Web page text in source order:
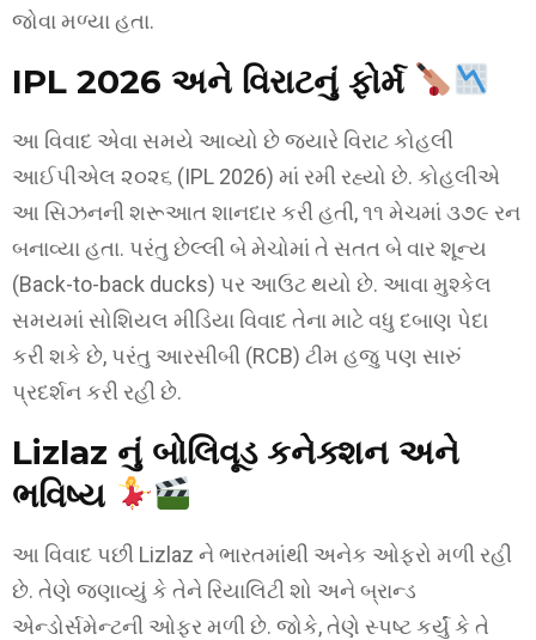
જોવા મળ્યા હતા.
IPL 2026 અને વિરાટનું ફોર્મ
આ વિવાદ એવા સમયે આવ્યો છે જ્યારે વિરાટ કોહલી
આઈપીએલ ૨૦૨૬ (IPL 2026) માં રમી રહ્યો છે. કોહલીએ
આ સિઝનની શરૂઆત શાનદાર કરી હતી, ૧૧ મેચમાં ૩૭૯ રન
બનાવ્યા હતા. પરંતુ છેલ્લી બે મેચોમાં તે સતત બે વાર શૂન્ય
(Back-to-back ducks) પર આઉટ થયો છે. આવા મુશ્કેલ
સમયમાં સોશિયલ મીડિયા વિવાદ તેના માટે વધુ દબાણ પેદા
કરી શકે છે, પરંતુ આરસીબી (RCB) ટીમ હજુ પણ સારું
પ્રદર્શન કરી રહી છે.
Lizlaz નું બોલિવૂડ કનેક્શન અને
ભવિષ્ય
આ વિવાદ પછી Lizlaz ને ભારતમાંથી અનેક ઓફરો મળી રહી
છે. તેણે જણાવ્યું કે તેને રિયાલિટી શો અને બ્રાન્ડ
એન્ડોર્સમેન્ટની ઓફર મળી છે. જોકે, તેણે સ્પષ્ટ કર્યું કે તે